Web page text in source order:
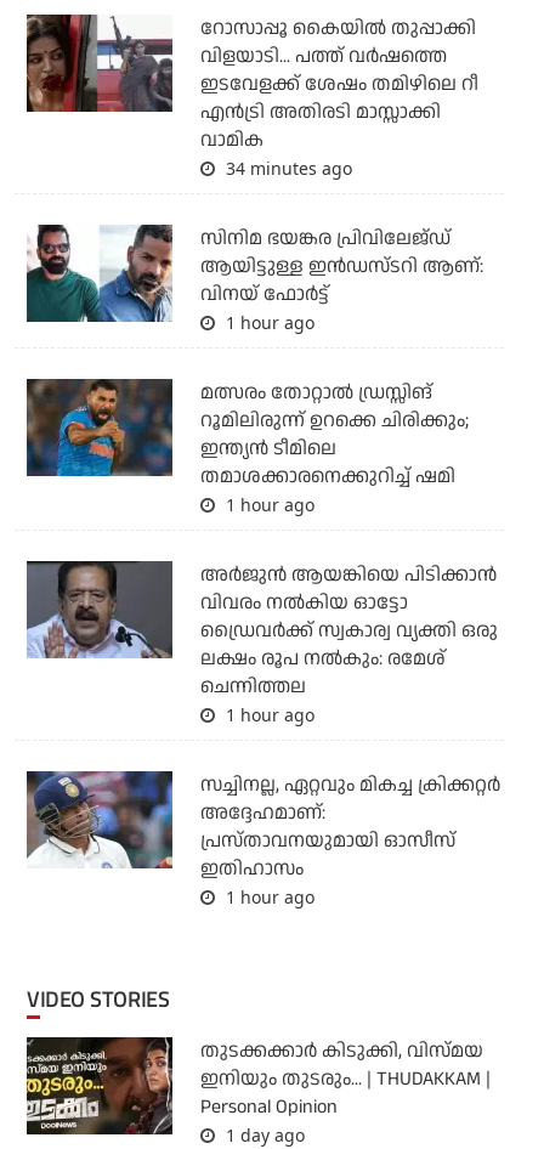
റോസാപ്പൂ കൈയില്‍ തുപ്പാക്കി
വിളയാടി... പത്ത് വര്‍ഷത്തെ
ഇടവേളക്ക് ശേഷം തമിഴിലെ റീ
എന്‍ട്രി അതിരടി മാസ്സാക്കി
വാമിക
34 minutes ago
സിനിമ ഭയങ്കര പ്രിവിലേജ്ഡ്
ആയിട്ടുള്ള ഇൻഡസ്ടറി ആണ്:
വിനയ് ഫോർട്ട്
1 hour ago
മത്സരം തോറ്റാല്‍ ഡ്രസ്സിങ്
റൂമിലിരുന്ന് ഉറക്കെ ചിരിക്കും;
ഇന്ത്യന്‍ ടീമിലെ
തമാശക്കാരനെക്കുറിച്ച് ഷമി
1 hour ago
അര്‍ജുന്‍ ആയങ്കിയെ പിടിക്കാന്‍
വിവരം നല്‍കിയ ഓട്ടോ
ഡ്രൈവര്‍ക്ക് സ്വകാര്വ വ്യക്തി ഒരു
ലക്ഷം രൂപ നല്‍കും: രമേശ്
ചെന്നിത്തല
1 hour ago
സച്ചിനല്ല, ഏറ്റവും മികച്ച ക്രിക്കറ്റര്‍
അദ്ദേഹമാണ്:
പ്രസ്താവനയുമായി ഓസീസ്
ഇതിഹാസം
1 hour ago
VIDEO STORIES
തുടക്കക്കാര്‍ കിടുക്കി, വിസ്മയ
ഇനിയും തുടരും... | THUDAKKAM |
Personal Opinion
1 day ago